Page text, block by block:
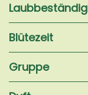
Blütezeit
Gruppe